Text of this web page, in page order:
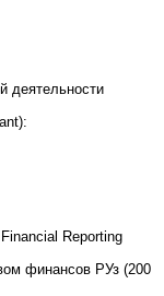
деятельности
Reporting
финансов РУз (200